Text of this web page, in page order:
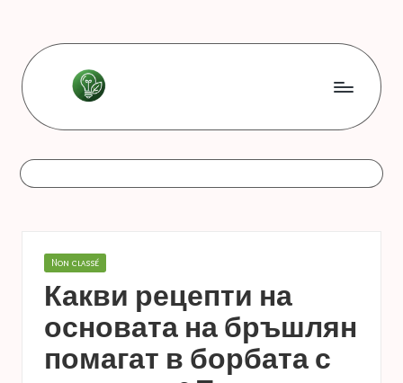
content
L
e
s
o
n
n
e
s
astuces
Posted
Non classé
Какви рецепти на
основата на бръшлян
помагат в борбата с